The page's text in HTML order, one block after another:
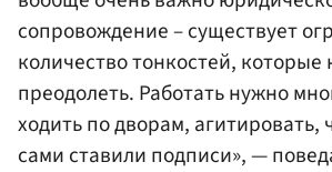
сопровождение – существует
количество тонкостей, которые
преодолеть. Работать нужно
ходить по дворам, агитировать,
сами ставили подписи», —